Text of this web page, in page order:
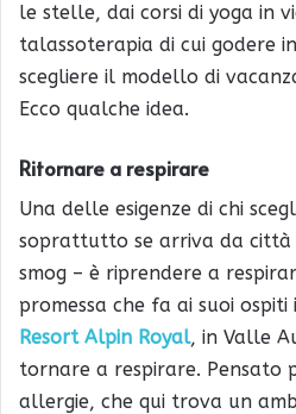
le stelle, dai corsi di yoga in
talassoterapia di cui godere
scegliere il modello di
Ecco qualche idea.
Ritornare a respirare
Una delle esigenze di chi
soprattutto se arriva da città
smog – è riprendere a
promessa che fa ai suoi ospiti
Resort Alpin Royal, in Valle
tornare a respirare. Pensato
allergie, che qui trova un